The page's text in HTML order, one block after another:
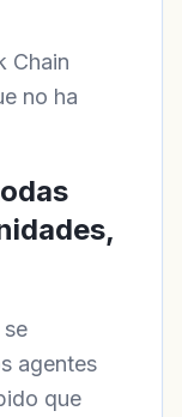
Chain
no ha
agentes
que